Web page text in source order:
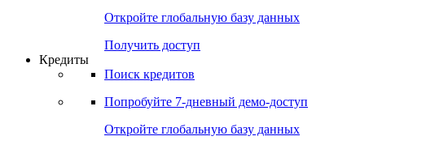
Откройте глобальную базу данных
Получить доступ
Кредиты
Поиск кредитов
Попробуйте 7-дневный демо-доступ
Откройте глобальную базу данных